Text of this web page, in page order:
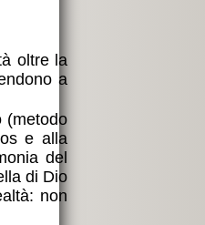
oltre la
a
(metodo
e alla
del
di Dio
non